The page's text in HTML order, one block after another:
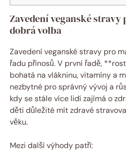
Zavedení veganské stravy
dobrá volba
Zavedení veganské stravy pro
řadu přínosů. V první řadě,
bohatá na vlákninu, vitamíny a
nezbytné pro správný vývoj a
kdy se stále více lidí zajímá o
děti důležité mít zdravé
věku.
Mezi další výhody patří: